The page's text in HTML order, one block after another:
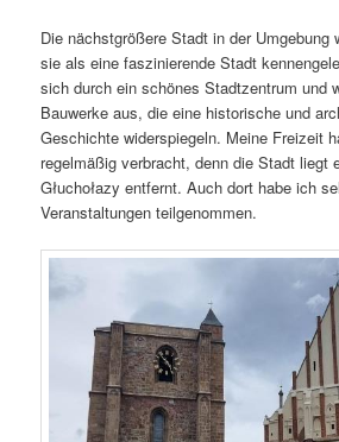
Die nächstgrößere Stadt in der Umgebung
sie als eine faszinierende Stadt
sich durch ein schönes Stadtzentrum und
Bauwerke aus, die eine historische und
Geschichte widerspiegeln. Meine Freizeit
regelmäßig verbracht, denn die Stadt liegt
Głuchołazy entfernt. Auch dort habe ich
Veranstaltungen teilgenommen.